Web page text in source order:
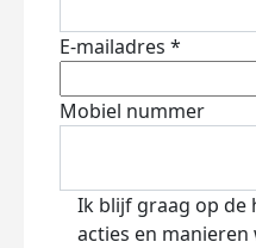
E-mailadres *
Mobiel nummer
Ik blijf graag op de
acties en